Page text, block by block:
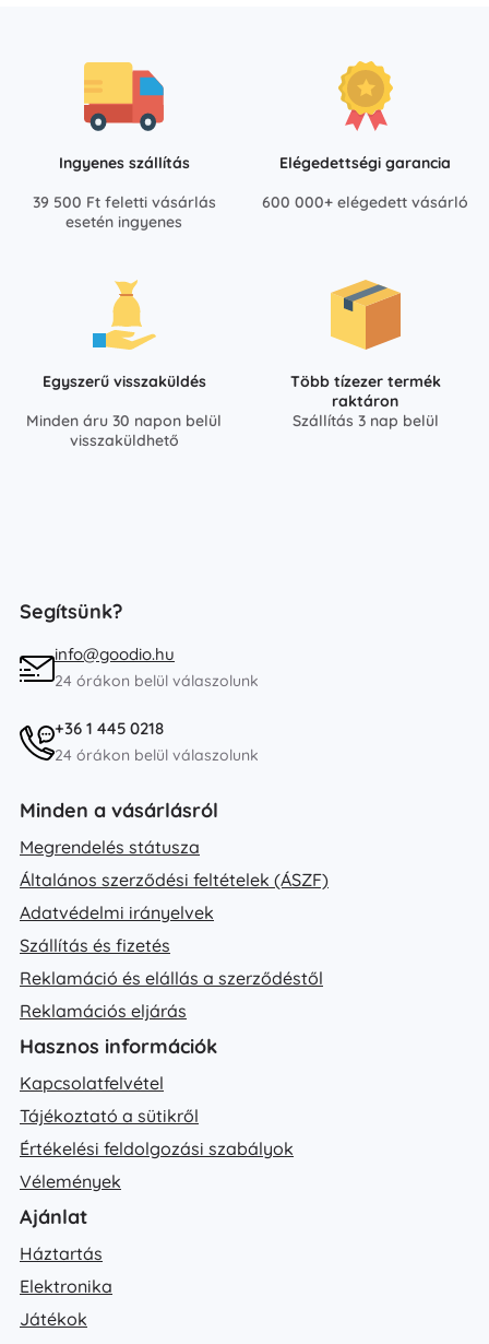
Ingyenes szállítás
39 500 Ft feletti vásárlás
esetén ingyenes
Elégedettségi garancia
600 000+ elégedett vásárló
Egyszerű visszaküldés
Minden áru 30 napon belül
visszaküldhető
Több tízezer termék
raktáron
Szállítás 3 nap belül
Segítsünk?
info@goodio.hu
24 órákon belül válaszolunk
+36 1 445 0218
24 órákon belül válaszolunk
Minden a vásárlásról
Megrendelés státusza
Általános szerződési feltételek (ÁSZF)
Adatvédelmi irányelvek
Szállítás és fizetés
Reklamáció és elállás a szerződéstől
Reklamációs eljárás
Hasznos információk
Kapcsolatfelvétel
Tájékoztató a sütikről
Értékelési feldolgozási szabályok
Vélemények
Ajánlat
Háztartás
Elektronika
Játékok